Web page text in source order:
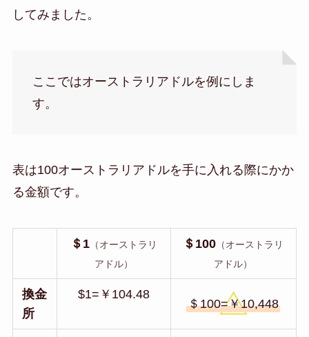
してみました。
ここではオーストラリアドルを例にしま
す。
表は100オーストラリアドルを手に入れる際にかか
る金額です。
＄1（オーストラリ
アドル）
＄100 （オーストラリ
アドル）
換金
所
$1=￥104.48
＄100=￥10,448